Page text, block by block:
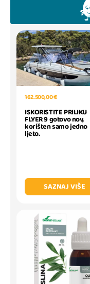
162.500,00 €
ISKORISTITE PRILIKU
FLYER 9 gotovo nov,
korišten samo jedno
ljeto.
SAZNAJ VIŠE